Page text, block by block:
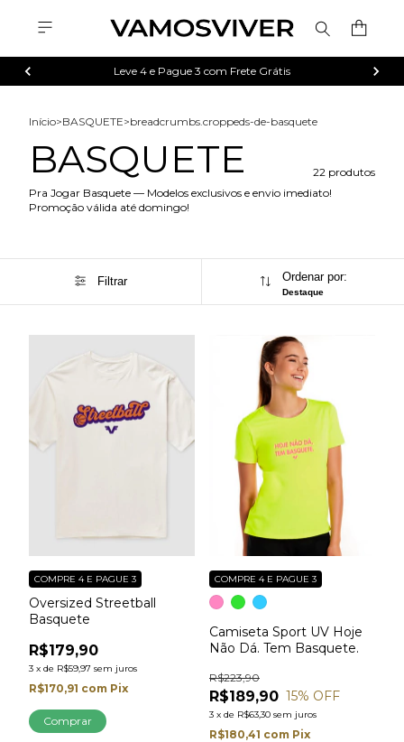
Leve 4 e Pague 3 com Frete Grátis
Início>BASQUETE>breadcrumbs.croppeds-de-basquete
BASQUETE
22 produtos
Pra Jogar Basquete — Modelos exclusivos e envio imediato!
Promoção válida até domingo!
Filtrar Ordenar por:
Destaque
Oversized Streetball
Basquete
R$179,90
3 x de R$59,97 sem juros
COMPRE 4 E PAGUE 3
R$170,91 com Pix
Comprar
Camiseta Sport UV Hoje
Não Dá. Tem Basquete.
R$189,90
R$223,90
15% OFF
3 x de R$63,30 sem juros
COMPRE 4 E PAGUE 3
R$180,41 com Pix